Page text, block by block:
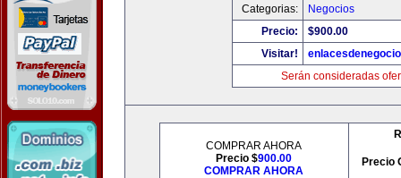
Categorias:
Negocios
Precio:
$900.00
Visitar!
Serán consideradas
COMPRAR AHORA
Precio $900.00
COMPRAR AHORA
Precio